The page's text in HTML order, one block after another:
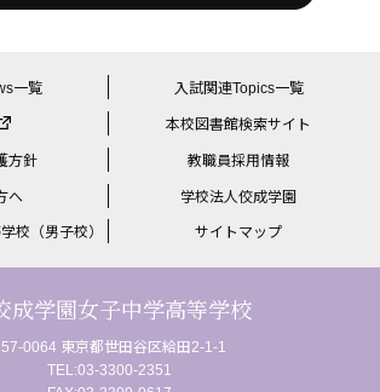
一覧 入試関連Topics一覧
本校図書館検索サイト
方針 教職員採用情報
へ 学校法人佼成学園
校（男子校） サイトマップ
成学園女子中学高等学校
0064 東京都世田谷区給田2-1-1
TEL:03-3300-2351